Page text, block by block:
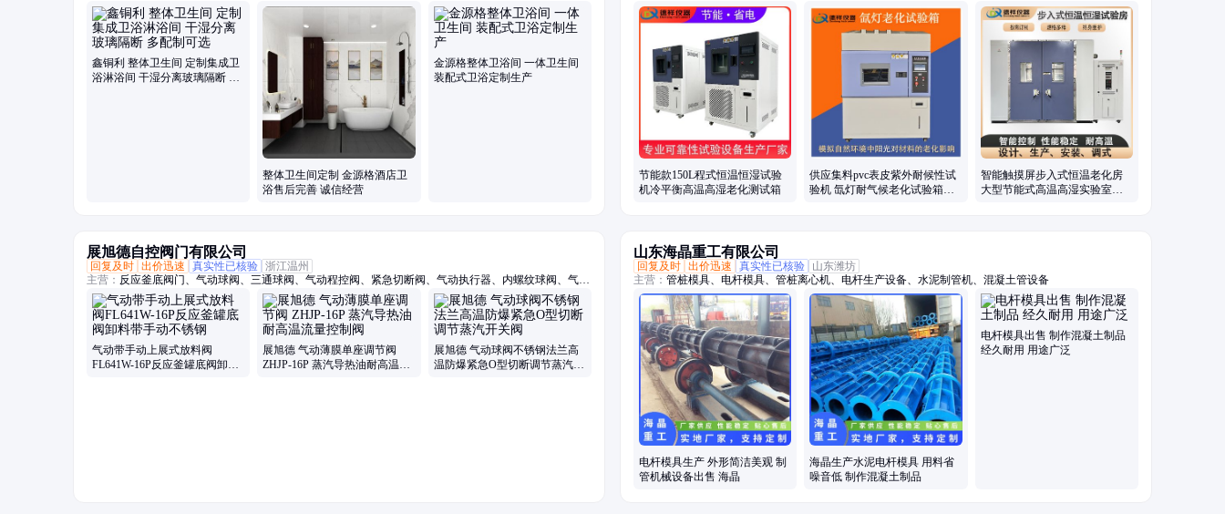
室、集成淋浴间、整体淋浴房、一体式卫生间、酒店整体卫生间、公寓整体卫生间、宾馆整体卫生间、淋
浴房、装配式整体卫生间
鑫铜利 整体卫生间 定制集成卫
浴淋浴间 干湿分离玻璃隔断 多
整体卫生间定制 金源格酒店卫
浴售后完善 诚信经营
金源格整体卫浴间 一体卫生间
装配式卫浴定制生产
黄老化试验箱、紫外加速老化试验箱、三综合试验箱、步入式恒温恒湿试验箱、高低温试验箱、快速温变
试验箱、双85试验箱、低温试验箱、步入式高低温湿热室、hast试验箱、pct老化试验箱、高温试验箱、高
压加速老化试验箱、低气压试验箱、高低温低气压试验箱、恒温恒湿试验箱、淋雨试验箱、沙尘试验箱、
高低温防爆试验箱
节能款150L程式恒温恒湿试验
机冷平衡高温高湿老化测试箱
供应集料pvc表皮紫外耐候性试
验机 氙灯耐气候老化试验箱生
智能触摸屏步入式恒温老化房
大型节能式高温高湿实验室生
展旭德自控阀门有限公司
回复及时 出价迅速 真实性已核验 浙江温州
主营： 反应釜底阀门、气动球阀、三通球阀、气动程控阀、紧急切断阀、气动执行器、内螺纹球阀、气动
法兰球阀、气动快装蝶阀、气动衬氟蝶阀、气动衬氟球阀、气动焊接球阀、上展式放料阀、气动硬密封蝶
阀
气动带手动上展式放料阀
FL641W-16P反应釜罐底阀卸料
展旭德 气动薄膜单座调节阀
ZHJP-16P 蒸汽导热油耐高温流
展旭德 气动球阀不锈钢法兰高
温防爆紧急O型切断调节蒸汽开
山东海晶重工有限公司
回复及时 出价迅速 真实性已核验
山东潍坊
主营： 管桩模具、电杆模具、管桩离心机、电杆生产设备、水泥制管机、混凝土管设备
电杆模具生产 外形简洁美观 制
管机械设备出售 海晶
海晶生产水泥电杆模具 用料省
噪音低 制作混凝土制品
电杆模具出售 制作混凝土制品
经久耐用 用途广泛